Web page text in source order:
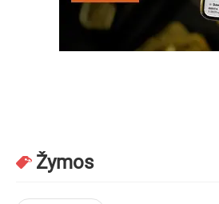
Žymos